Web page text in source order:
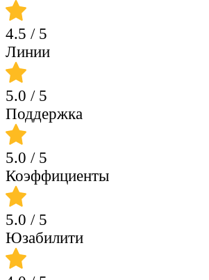
4.5 / 5
Линии
5.0 / 5
Поддержка
5.0 / 5
Коэффициенты
5.0 / 5
Юзабилити